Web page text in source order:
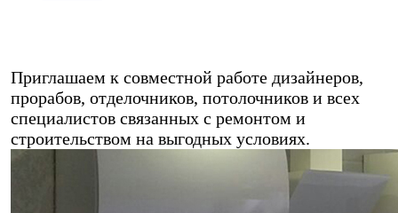
Приглашаем к совместной работе дизайнеров,
прорабов, отделочников, потолочников и всех
специалистов связанных с ремонтом и
строительством на выгодных условиях.